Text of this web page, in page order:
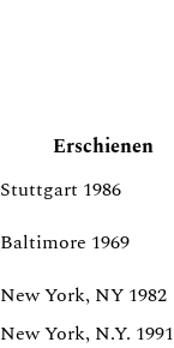
Erschienen
Stuttgart 1986
Baltimore 1969
New York, NY 1982
New York, N.Y. 1991